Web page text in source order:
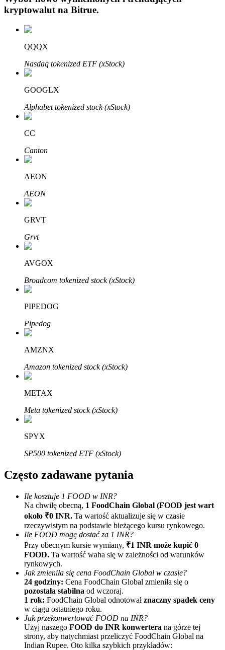
Automatyczna inwestycja
Zdobądź długoterminowy zysk i elastyczne zainteresowania
Naucz się stakingu
Afiliaci Bitrue
Aż do 65% prowizji!
Polecaj
Zaproś przyjaciela, aby otrzymać nagrody pieniężne
BTC Welcome Rewards
kryptowalut na Bitrue.
QQQX
Nasdaq tokenized ETF (xStock)
GOOGLX
Alphabet tokenized stock (xStock)
CC
Canton
AEON
AEON
GRVT
Grvt
AVGOX
Broadcom tokenized stock (xStock)
PIPEDOG
Pipedog
AMZNX
Amazon tokenized stock (xStock)
METAX
Meta tokenized stock (xStock)
SPYX
SP500 tokenized ETF (xStock)
Często zadawane pytania
Ile kosztuje 1 FOOD w INR?
Na chwilę obecną, 1 FoodChain Global (FOOD jest wart
około ₹0 INR. Ta wartość aktualizuje się w czasie
rzeczywistym na podstawie bieżącego kursu rynkowego.
Ile FOOD mogę dostać za 1 INR?
Przy obecnym kursie wymiany, ₹1 INR może kupić 0
FOOD. Ta wartość waha się w zależności od warunków
rynkowych.
Jak zmieniła się cena FoodChain Global w czasie?
24 godziny: Cena FoodChain Global zmieniła się o
pozostała stabilna od wczoraj.
1 rok: FoodChain Global odnotowałznaczny spadek ceny
w ciągu ostatniego roku.
Jak przekonwertować FOOD na INR?
Użyj naszego FOOD do INR konwertera na górze tej
strony, aby natychmiast przeliczyć FoodChain Global na
Indian Rupee. Oto kilka szybkich przykładów: